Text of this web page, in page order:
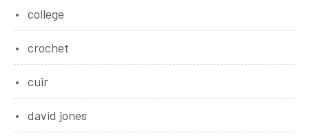
college
crochet
cuir
david jones